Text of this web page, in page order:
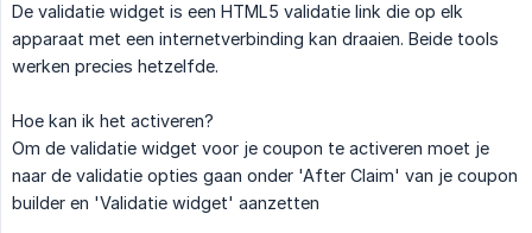
De validatie widget is een HTML5 validatie link die op elk
apparaat met een internetverbinding kan draaien. Beide tools
werken precies hetzelfde.
Hoe kan ik het activeren?
Om de validatie widget voor je coupon te activeren moet je
naar de validatie opties gaan onder 'After Claim' van je coupon
builder en 'Validatie widget' aanzetten